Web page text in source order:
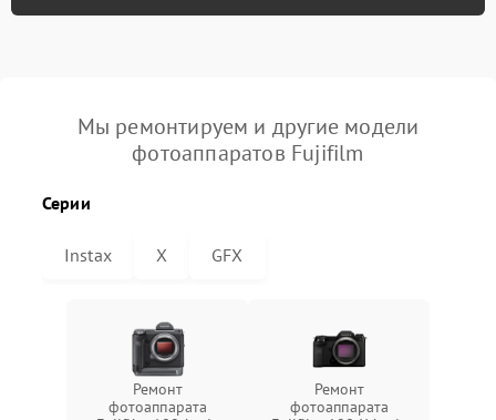
Мы ремонтируем и другие модели
фотоаппаратов Fujifilm
Серии
Instax X GFX
Ремонт
фотоаппарата
Ремонт
фотоаппарата